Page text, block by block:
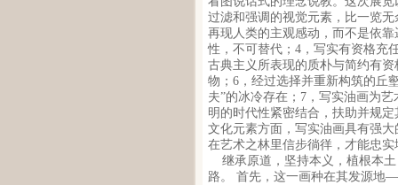
过滤和强调的视觉元素，比一览
再现人类的主观感动，而不是依
性，不可替代；4，写实有资格充
古典主义所表现的质朴与简约有
物；6，经过选择并重新构筑的丘
夫”的冰冷存在；7，写实油画为
明的时代性紧密结合，扶助并规
文化元素方面，写实油画具有强
在艺术之林里信步徜徉，才能忠
继承原道，坚持本义，植根本土
路。 首先，这一画种在其发源